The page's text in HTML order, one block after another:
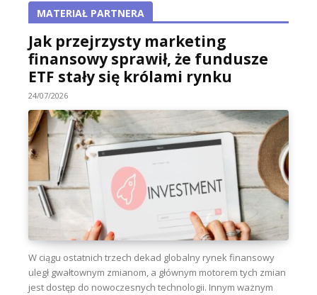
MATERIAŁ PARTNERA
Jak przejrzysty marketing
finansowy sprawił, że fundusze
ETF stały się królami rynku
24/07/2026
W ciągu ostatnich trzech dekad globalny rynek finansowy
uległ gwałtownym zmianom, a głównym motorem tych zmian
jest dostęp do nowoczesnych technologii. Innym ważnym